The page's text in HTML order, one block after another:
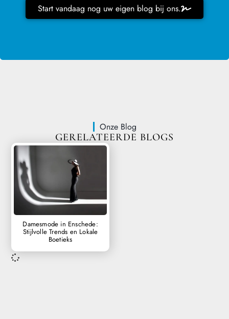
Start vandaag nog uw eigen blog bij ons.
Onze Blog
GERELATEERDE BLOGS
Damesmode in Enschede:
Stijlvolle Trends en Lokale
Boetieks